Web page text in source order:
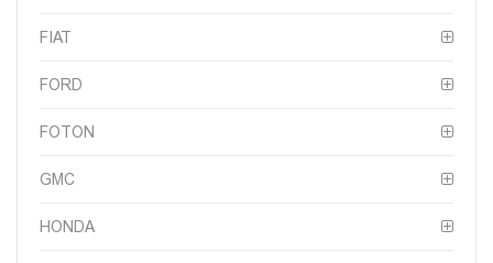
FIAT
FORD
FOTON
GMC
HONDA